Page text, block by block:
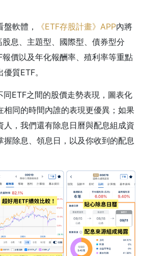
軟體， 《ETF存股計畫》APP內將
息、主題型、國際型、債券型分
價以及年化報酬率、殖利率等重點
質ETF。
同ETF之間的股價走勢表現，圖表化
相同的時間內誰的表現更優異；如果
人，我們還有除息日曆與配息組成資
握除息、領息日，以及你收到的配息